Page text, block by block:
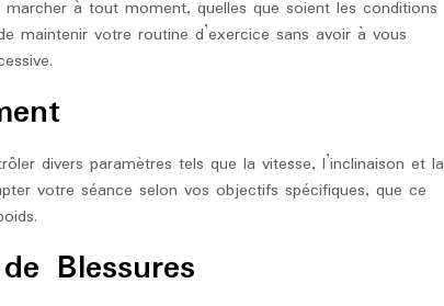
à tout moment, quelles que soient les conditions
maintenir votre routine d’exercice sans avoir à vous
divers paramètres tels que la vitesse, l’inclinaison et la
votre séance selon vos objectifs spécifiques, que ce
Blessures